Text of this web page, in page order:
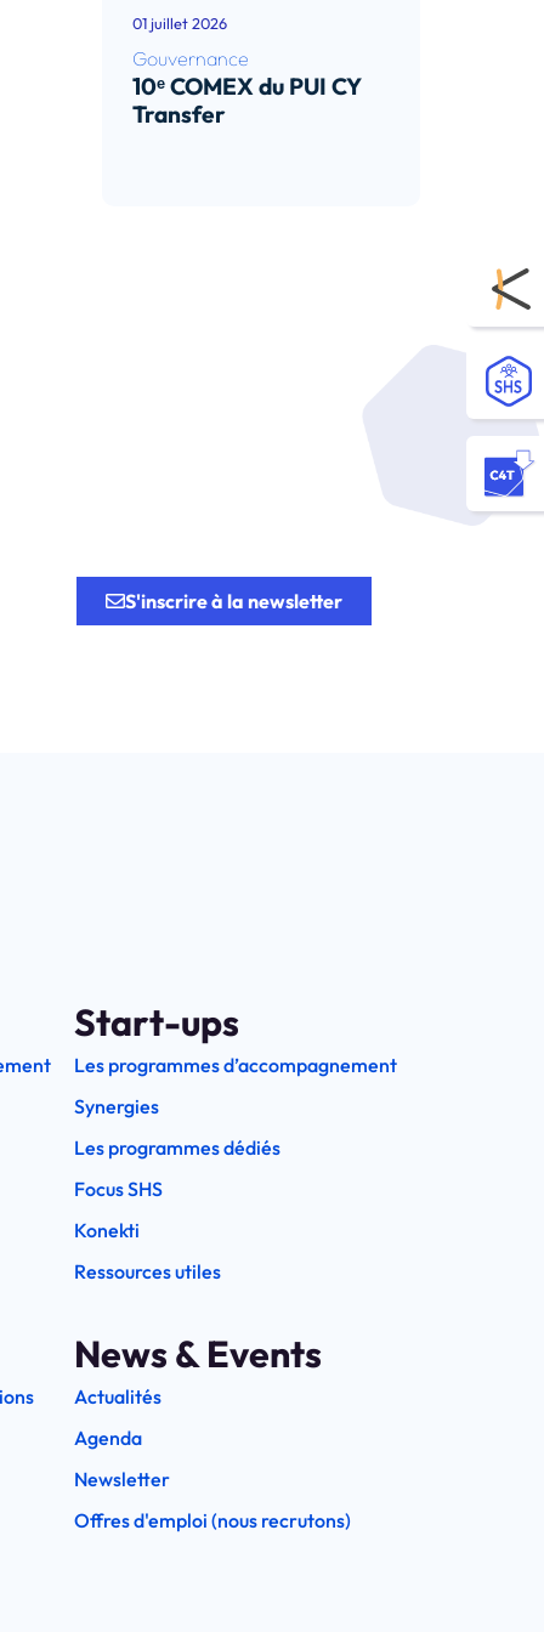
01 juillet 2026
Gouvernance
10ᵉ COMEX du PUI CY
Transfer
S'inscrire à la newsletter
Start-ups
Les programmes d’accompagnement
Synergies
Les programmes dédiés
Focus SHS
Konekti
Ressources utiles
News & Events
Actualités
Agenda
Newsletter
Offres d'emploi (nous recrutons)